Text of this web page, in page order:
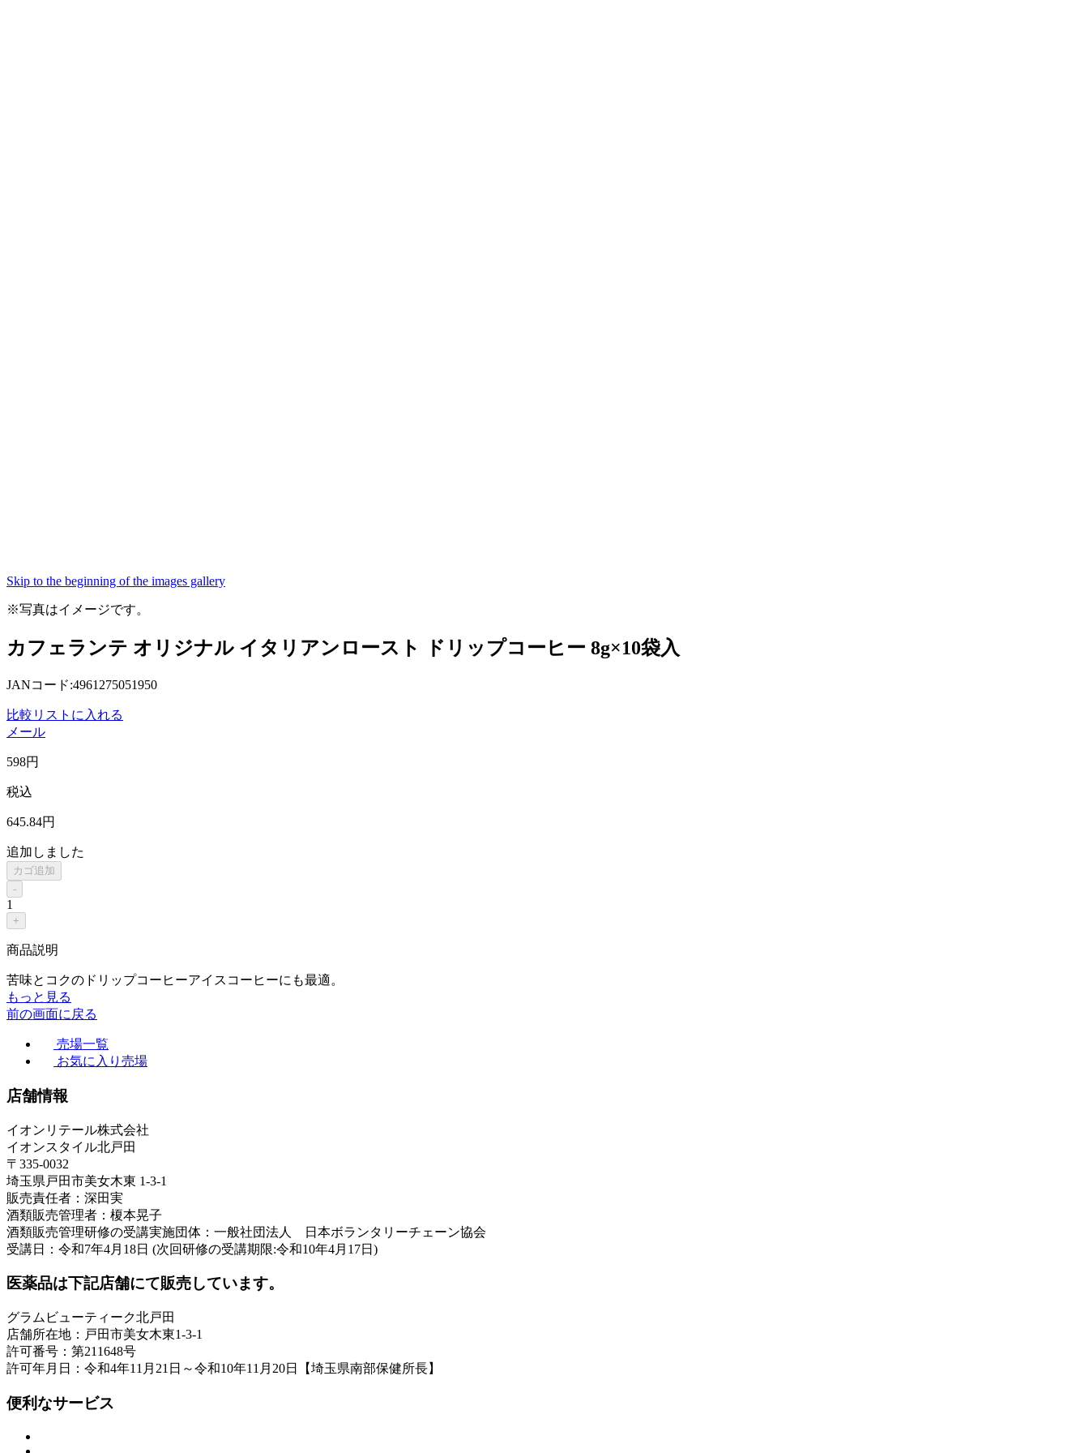
Skip to the beginning of the images gallery
※写真はイメージです。
カフェランテ オリジナル イタリアンロースト ドリップコーヒー 8g×10袋入
JANコード:4961275051950
比較リストに入れる
メール
598円
税込
645.84円
追加しました
カゴ追加
-
1
+
商品説明
苦味とコクのドリップコーヒーアイスコーヒーにも最適。
もっと見る
前の画面に戻る
売場一覧
お気に入り売場
店舗情報
イオンリテール株式会社
イオンスタイル北戸田
〒335-0032
埼玉県戸田市美女木東 1-3-1
販売責任者：深田実
酒類販売管理者：榎本晃子
酒類販売管理研修の受講実施団体：一般社団法人 日本ボランタリーチェーン協会
受講日：令和7年4月18日 (次回研修の受講期限:令和10年4月17日)
医薬品は下記店舗にて販売しています。
グラムビューティーク北戸田
店舗所在地：戸田市美女木東1-3-1
許可番号：第211648号
許可年月日：令和4年11月21日～令和10年11月20日【埼玉県南部保健所長】
便利なサービス